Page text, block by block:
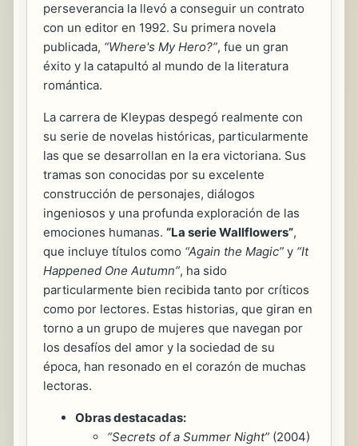
perseverancia la llevó a conseguir un contrato
con un editor en 1992. Su primera novela
publicada, “Where's My Hero?”, fue un gran
éxito y la catapultó al mundo de la literatura
romántica.
La carrera de Kleypas despegó realmente con
su serie de novelas históricas, particularmente
las que se desarrollan en la era victoriana. Sus
tramas son conocidas por su excelente
construcción de personajes, diálogos
ingeniosos y una profunda exploración de las
emociones humanas. “La serie Wallflowers”,
que incluye títulos como “Again the Magic” y “It
Happened One Autumn”, ha sido
particularmente bien recibida tanto por críticos
como por lectores. Estas historias, que giran en
torno a un grupo de mujeres que navegan por
los desafíos del amor y la sociedad de su
época, han resonado en el corazón de muchas
lectoras.
Obras destacadas:
“Secrets of a Summer Night” (2004)